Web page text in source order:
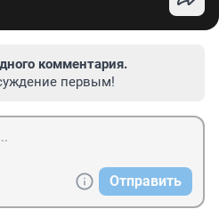
комментария.
первым!
Отправить